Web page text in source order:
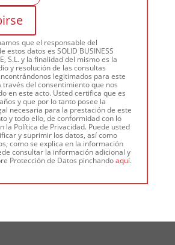
que el responsable del
estos datos es SOLID BUSINESS
S.L. y la finalidad del mismo es la
y resolución de las consultas
legitimados para este
del consentimiento que nos
en este acto. Usted certifica que es
y que por lo tanto posee la
necesaria para la prestación de este
y todo ello, de conformidad con lo
la Política de Privacidad. Puede usted
y suprimir los datos, así como
como se explica en la información
consultar la información adicional y
Protección de Datos pinchandoaquí.